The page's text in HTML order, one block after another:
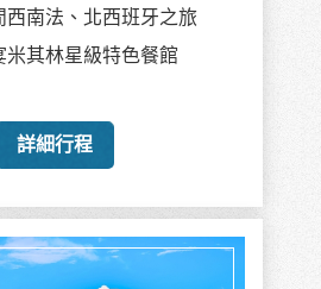
西南法、北西班牙之旅
米其林星級特色餐館
詳細行程